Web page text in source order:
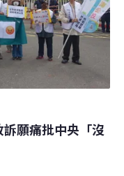
投，領銜人王醒之指
」，針對環評書件
估。基隆市野
願痛批中央「沒